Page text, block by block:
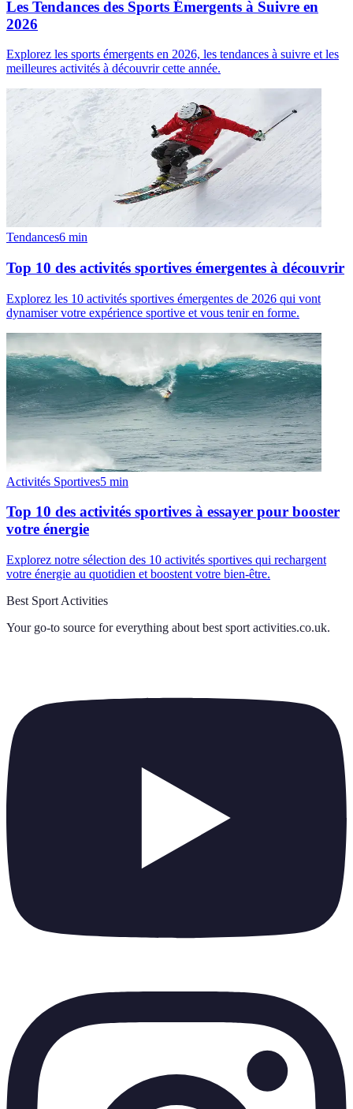
Les Tendances des Sports Émergents à Suivre en
2026
Explorez les sports émergents en 2026, les tendances à suivre et les
meilleures activités à découvrir cette année.
Tendances6 min
Top 10 des activités sportives émergentes à découvrir
Explorez les 10 activités sportives émergentes de 2026 qui vont
dynamiser votre expérience sportive et vous tenir en forme.
Activités Sportives5 min
Top 10 des activités sportives à essayer pour booster
votre énergie
Explorez notre sélection des 10 activités sportives qui rechargent
votre énergie au quotidien et boostent votre bien-être.
Best Sport Activities
Your go-to source for everything about best sport activities.co.uk.